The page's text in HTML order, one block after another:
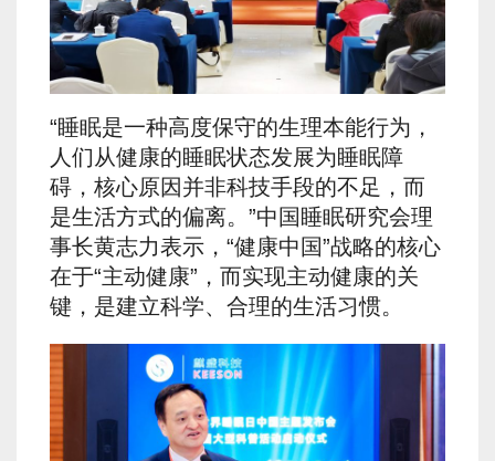
“睡眠是一种高度保守的生理本能行为，
人们从健康的睡眠状态发展为睡眠障
碍，核心原因并非科技手段的不足，而
是生活方式的偏离。”中国睡眠研究会理
事长黄志力表示，“健康中国”战略的核心
在于“主动健康”，而实现主动健康的关
键，是建立科学、合理的生活习惯。